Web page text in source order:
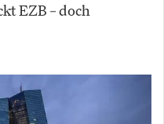
EZB – doch